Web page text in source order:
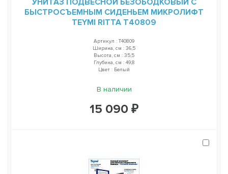
БЫСТРОСЪЕМНЫМ СИДЕНЬЕМ МИКРОЛИФТ
TEYMI RITTA T40809
Артикул : T40809
Ширина, см : 36,5
Высота, см : 35,5
Глубина, см : 49,8
Цвет : Белый
В наличии
15 090 ₽